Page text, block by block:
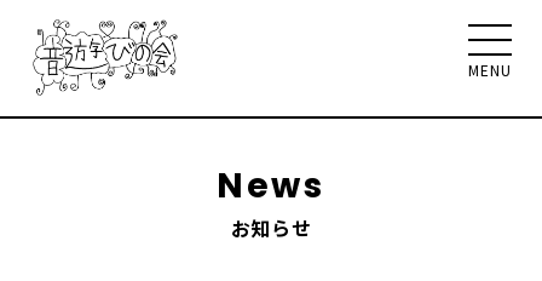
MENU
音遊びの会について
News
お知らせ